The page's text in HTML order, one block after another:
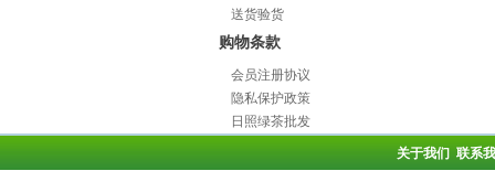
送货验货
购物条款
会员注册协议
隐私保护政策
日照绿茶批发
关于我们 联系